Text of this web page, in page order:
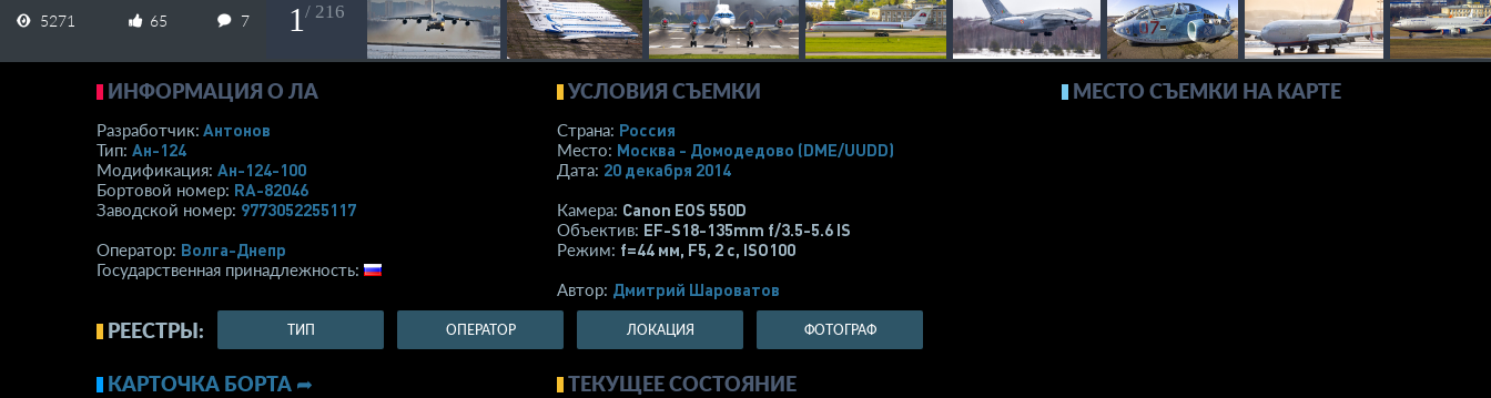
5271 65 7 1 / 216
ИНФОРМАЦИЯ О ЛА
Разработчик: Антонов
Тип: Ан-124
Модификация: Ан-124-100
Бортовой номер: RA-82046
Заводской номер: 9773052255117
Оператор: Волга-Днепр
Государственная принадлежность:
УСЛОВИЯ СЪЕМКИ
Страна: Россия
Место: Москва - Домодедово (DME/UUDD)
Дата: 20 декабря 2014
Камера: Canon EOS 550D
Объектив: EF-S18-135mm f/3.5-5.6 IS
Режим: f=44 мм, F5, 2 с, ISO100
Автор: Дмитрий Шароватов
РЕЕСТРЫ: ТИП ОПЕРАТОР ЛОКАЦИЯ ФОТОГРАФ
КАРТОЧКА БОРТА ➦ ТЕКУЩЕЕ СОСТОЯНИЕ
МЕСТО СЪЕМКИ НА КАРТЕ